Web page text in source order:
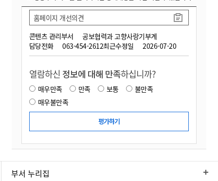
콘텐츠 관리부서
공보협력과 고향사랑기부계
담당전화
063-454-2612최근수정일 2026-07-20
홈페이지 개선의견
열람하신 정보에 대해 만족하십니까?
매우만족 만족 보통
불만족
매우불만족
부서 누리집